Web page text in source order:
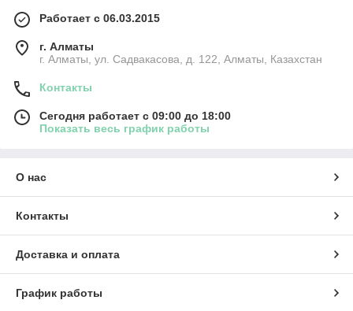
Работает с 06.03.2015
г. Алматы
г. Алматы, ул. Садвакасова, д. 122, Алматы, Казахстан
Контакты
Сегодня работает с 09:00 до 18:00
Показать весь график работы
О нас
Контакты
Доставка и оплата
График работы